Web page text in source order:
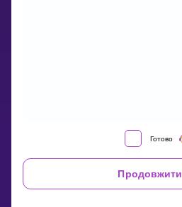
ДЕСЯТІ?
Готово
Продовжити